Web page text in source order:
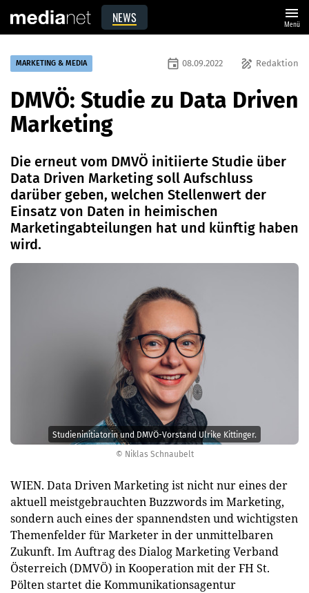
NEWS menu
Menü
© Niklas Schnaubelt
Studieninitiatorin und DMVÖ-Vorstand Ulrike Kittinger.
MARKETING & MEDIA draw Redaktion
event 08.09.2022
DMVÖ: Studie zu Data Driven
Marketing
Die erneut vom DMVÖ initiierte Studie über
Data Driven Marketing soll Aufschluss
darüber geben, welchen Stellenwert der
Einsatz von Daten in heimischen
Marketingabteilungen hat und künftig haben
wird.
WIEN. Data Driven Marketing ist nicht nur eines der
aktuell meistgebrauchten Buzzwords im Marketing,
sondern auch eines der spannendsten und wichtigsten
Themenfelder für Marketer in der unmittelbaren
Zukunft. Im Auftrag des Dialog Marketing Verband
Österreich (DMVÖ) in Kooperation mit der FH St.
Pölten startet die Kommunikationsagentur